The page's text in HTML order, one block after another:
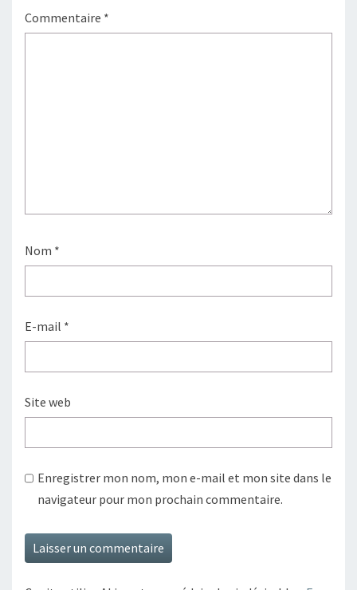
Commentaire *
Nom *
E-mail *
Site web
Enregistrer mon nom, mon e-mail et mon site dans le
navigateur pour mon prochain commentaire.